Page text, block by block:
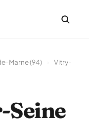
Marne (94)
Vitry-